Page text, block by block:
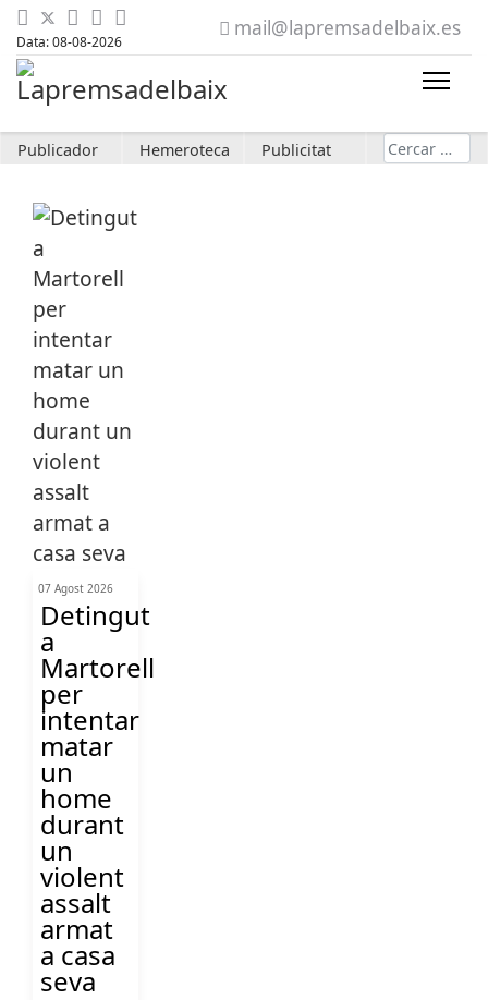
Data: 08-08-2026
mail@lapremsadelbaix.es
Publicador Hemeroteca Publicitat Cerca
07 Agost 2026
Detingut
a
Martorell
per
intentar
matar
un
home
durant
un
violent
assalt
armat
a casa
seva